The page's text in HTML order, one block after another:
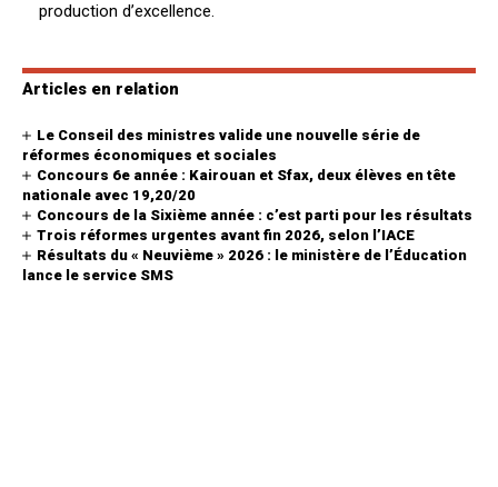
production d’excellence.
Articles en relation
Le Conseil des ministres valide une nouvelle série de
réformes économiques et sociales
Concours 6e année : Kairouan et Sfax, deux élèves en tête
nationale avec 19,20/20
Concours de la Sixième année : c’est parti pour les résultats
Trois réformes urgentes avant fin 2026, selon l’IACE
Résultats du « Neuvième » 2026 : le ministère de l’Éducation
lance le service SMS